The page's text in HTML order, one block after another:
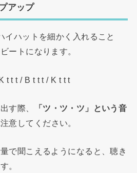
アップ
イハットを細かく入れること
ートになります。
t t t / B t t t / K t t t
す際、
「ツ・ツ・ツ」という音
注意してください。
で聞こえるようになると、聴き
。